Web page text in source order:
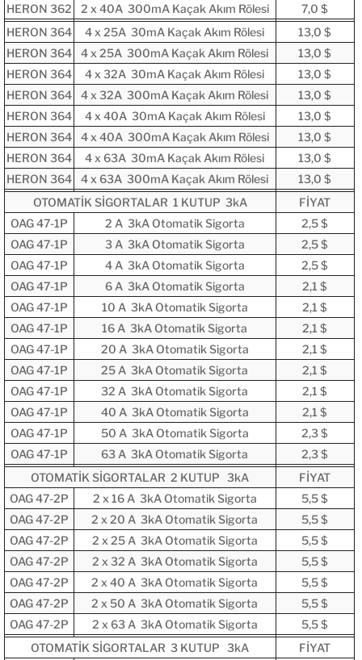
HERON 362
2 x 40A 300mA Kaçak Akım Rölesi
7,0 $
HERON 364
4 x 25A 30mA Kaçak Akım Rölesi
13,0 $
HERON 364
4 x 25A 300mA Kaçak Akım Rölesi
13,0 $
HERON 364
4 x 32A 30mA Kaçak Akım Rölesi
13,0 $
HERON 364
4 x 32A 300mA Kaçak Akım Rölesi
13,0 $
HERON 364
4 x 40A 30mA Kaçak Akım Rölesi
13,0 $
HERON 364
4 x 40A 300mA Kaçak Akım Rölesi
13,0 $
HERON 364
4 x 63A 30mA Kaçak Akım Rölesi
13,0 $
HERON 364
4 x 63A 300mA Kaçak Akım Rölesi
13,0 $
OTOMATİK SİGORTALAR 1 KUTUP 3kA
FİYAT
OAG 47-1P
2 A 3kA Otomatik Sigorta
2,5 $
OAG 47-1P
3 A 3kA Otomatik Sigorta
2,5 $
OAG 47-1P
4 A 3kA Otomatik Sigorta
2,5 $
OAG 47-1P
6 A 3kA Otomatik Sigorta
2,1 $
OAG 47-1P
10 A 3kA Otomatik Sigorta
2,1 $
OAG 47-1P
16 A 3kA Otomatik Sigorta
2,1 $
OAG 47-1P
20 A 3kA Otomatik Sigorta
2,1 $
OAG 47-1P
25 A 3kA Otomatik Sigorta
2,1 $
OAG 47-1P
32 A 3kA Otomatik Sigorta
2,1 $
OAG 47-1P
40 A 3kA Otomatik Sigorta
2,1 $
OAG 47-1P
50 A 3kA Otomatik Sigorta
2,3 $
OAG 47-1P
63 A 3kA Otomatik Sigorta
2,3 $
OTOMATİK SİGORTALAR 2 KUTUP 3kA
FİYAT
OAG 47-2P
2 x 16 A 3kA Otomatik Sigorta
5,5 $
OAG 47-2P
2 x 20 A 3kA Otomatik Sigorta
5,5 $
OAG 47-2P
2 x 25 A 3kA Otomatik Sigorta
5,5 $
OAG 47-2P
2 x 32 A 3kA Otomatik Sigorta
5,5 $
OAG 47-2P
2 x 40 A 3kA Otomatik Sigorta
5,5 $
OAG 47-2P
2 x 50 A 3kA Otomatik Sigorta
5,5 $
OAG 47-2P
2 x 63 A 3kA Otomatik Sigorta
5,5 $
OTOMATİK SİGORTALAR 3 KUTUP 3kA
FİYAT